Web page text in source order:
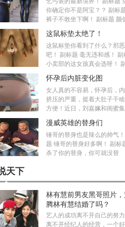
你确定你不是阿宝？？ 副标
裤子不敢坐下啊！ 副标题 颜
这鼠标垫太绝了！
这鼠标垫你看到了什么？邪
吧！ 副标题 毫无违和感！ 副
小卖部的这女孩真会选呀！ 副
怀孕后内脏变化图
女人真的不容易，怀孕后，
挤压的严重，挺着大肚子干
方便！近日，刘嘉姵和闺蜜
漫威英雄的替身们
锤哥的替身也是辣么的帅气
题 锤哥的替身好多啊！ 副标
杀了你的替身，你可就没替
天下
林有慧前男友黑哥照片
腾林有慧结婚了吗？
艺人的成功离不开自己的努
离不开经纪人的经营，一个